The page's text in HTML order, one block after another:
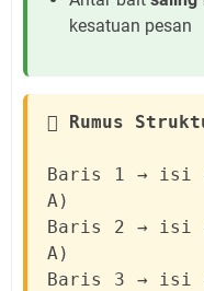
kesatuan pesan
 Rumus
Baris 1 → isi /
A)
Baris 2 → isi /
A)
Baris 3 → isi /